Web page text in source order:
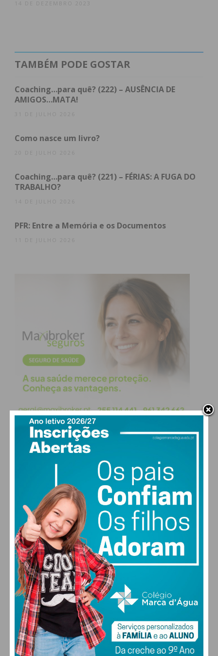
Subscreva a newsletter do
Imediato
atualizada.
14 DE DEZEMBRO 2023
TAMBÉM PODE GOSTAR
Coaching…para quê? (222) – AUSÊNCIA DE
AMIGOS…MATA!
Como nasce um livro?
Coaching…para quê? (221) – FÉRIAS: A FUGA DO
TRABALHO?
14 DE JULHO 2026
PFR: Entre a Memória e os Documentos
PAÇOS DE FERREIRA